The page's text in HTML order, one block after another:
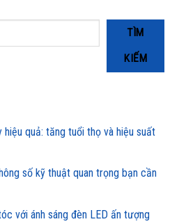
TÌM
KIẾM
hiệu quả: tăng tuổi thọ và hiệu suất
số kỹ thuật quan trọng bạn cần
với ánh sáng đèn LED ấn tượng